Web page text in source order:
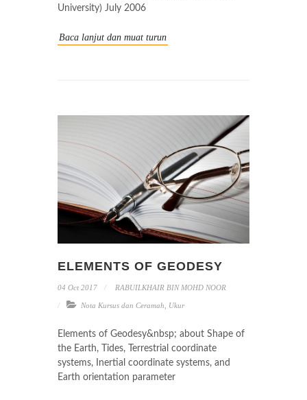
University) July 2006
Baca lanjut dan muat turun
ELEMENTS OF GEODESY
04 Oct 2017 RABUILKHAIR BIN MOHD NOOR
Nota Kursus dan Ceramah Ukur
Elements of Geodesy&nbsp; about Shape of
the Earth, Tides, Terrestrial coordinate
systems, Inertial coordinate systems, and
Earth orientation parameter